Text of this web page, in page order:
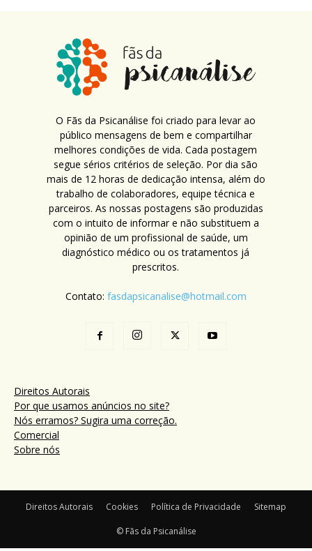
O Fãs da Psicanálise foi criado para levar ao
público mensagens de bem e compartilhar
melhores condições de vida. Cada postagem
segue sérios critérios de seleção. Por dia são
mais de 12 horas de dedicação intensa, além do
trabalho de colaboradores, equipe técnica e
parceiros. As nossas postagens são produzidas
com o intuito de informar e não substituem a
opinião de um profissional de saúde, um
diagnóstico médico ou os tratamentos já
prescritos.
Contato: fasdapsicanalise@hotmail.com
Direitos Autorais
Por que usamos anúncios no site?
Nós erramos? Sugira uma correção.
Comercial
Sobre nós
Direitos Autorais Cookies Política de Privacidade Sitemap
© Fãs da Psicanálise